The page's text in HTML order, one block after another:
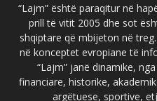
“Lajm” është paraqitur në
prill të vitit 2005 dhe sot
shqiptare që mbijeton në
në konceptet evropiane të
“Lajm” janë dinamike,
financiare, historike,
argëtuese, sportive,